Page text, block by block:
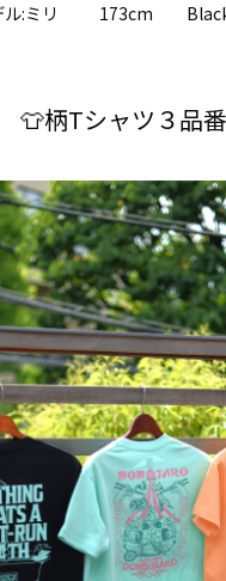
ル:ミリ 173cm Black
👕柄Tシャツ３品